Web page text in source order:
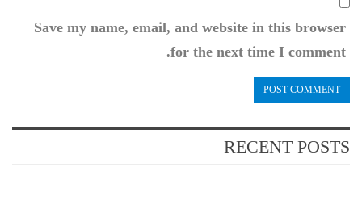
Save my name, email, and website in this browser
for the next time I comment.
RECENT POSTS